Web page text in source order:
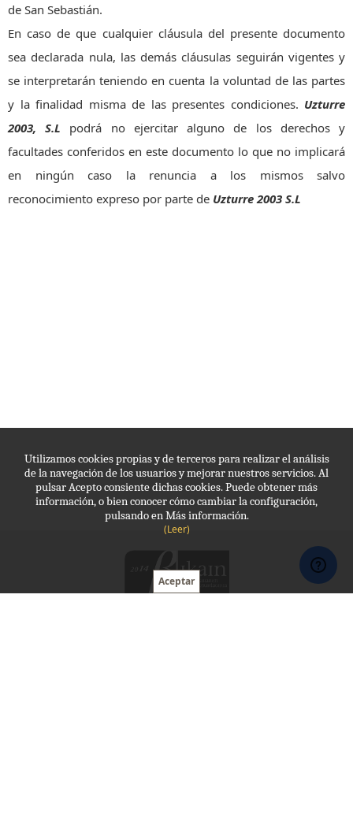
Utilizamos cookies propias y de terceros para realizar el análisis
de la navegación de los usuarios y mejorar nuestros servicios. Al
pulsar Acepto consiente dichas cookies. Puede obtener más
información, o bien conocer cómo cambiar la configuración,
pulsando en Más información.
(Leer)
de San Sebastián.
En caso de que cualquier cláusula del presente documento
sea declarada nula, las demás cláusulas seguirán vigentes y
se interpretarán teniendo en cuenta la voluntad de las partes
y la finalidad misma de las presentes condiciones. Uzturre
2003, S.L podrá no ejercitar alguno de los derechos y
facultades conferidos en este documento lo que no implicará
en ningún caso la renuncia a los mismos salvo
reconocimiento expreso por parte de Uzturre 2003 S.L